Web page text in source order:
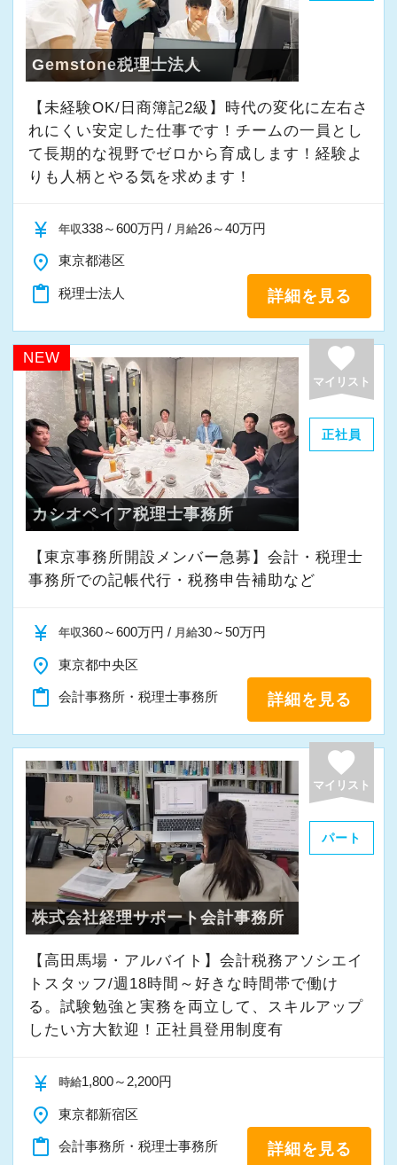
★事務所の理念★
～事業の発展に寄与するために、公正で健全な
会計・税務を通じて、貢献できる価値を提供
し、人生豊かで幸せになるための力となること
～
当事務所では、経営者やそこで働く社員の皆さ
まがより良い未来を実現できるよう、日々業務
に取り組んでいます。
を感じながら、安心して長く働ける事務所であ
りたいと考えています。
私たちと一緒に成長しながら働いてみません
か。
ご応募をお待ちしております！
Gemstone税理士法人
【未経験OK/日商簿記2級】時代の変化に左右さ
れにくい安定した仕事です！チームの一員とし
て⻑期的な視野でゼロから育成します！経験よ
りも人柄とやる気を求めます！
currency_yen 年収338～600万円 / 月給26～40万円
place 東京都港区
content_paste 税理士法人 詳細を見る
NEW favorite
マイリスト
正社員
カシオペイア税理士事務所
【東京事務所開設メンバー急募】会計・税理士
事務所での記帳代行・税務申告補助など
currency_yen 年収360～600万円 / 月給30～50万円
place 東京都中央区
content_paste 会計事務所・税理士事務所 詳細を見る
favorite
マイリスト
パート
株式会社経理サポート会計事務所
【高田馬場・アルバイト】会計税務アソシエイ
トスタッフ/週18時間～好きな時間帯で働け
る。試験勉強と実務を両立して、スキルアップ
したい方大歓迎！正社員登用制度有
currency_yen 時給1,800～2,200円
place 東京都新宿区
content_paste 会計事務所・税理士事務所 詳細を見る